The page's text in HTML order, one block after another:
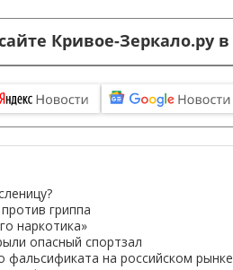
Кривое-Зеркало.ру в
гриппа
наркотика»
опасный спортзал
фальсификата на российском рынке